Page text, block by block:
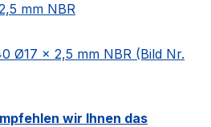
mm NBR
Ø17 × 2,5 mm NBR (Bild Nr.
wir Ihnen das